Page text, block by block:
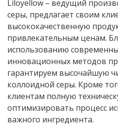
Liloyellow – ведущий
серы, предлагает своим
высококачественную
привлекательным ценам.
использованию
инновационных методов
гарантируем высочайшую
коллоидной серы. Кроме
клиентам полную
оптимизировать процесс
важного ингредиента.